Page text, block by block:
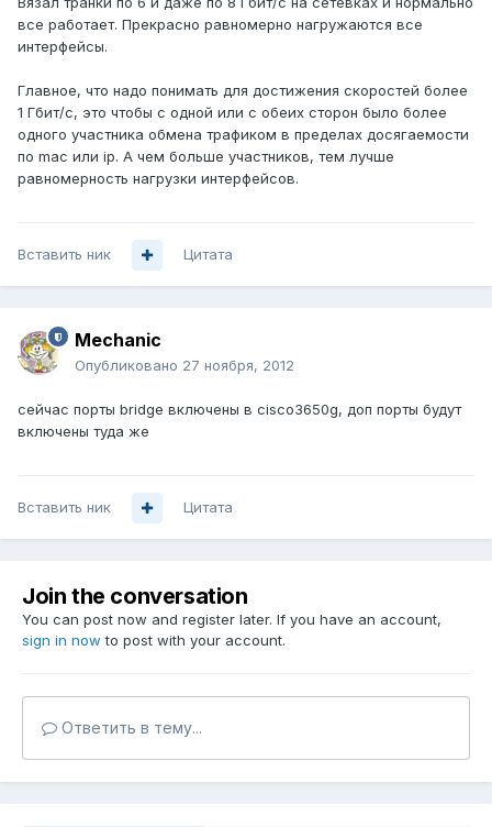
все работает. Прекрасно равномерно нагружаются все
интерфейсы.
Главное, что надо понимать для достижения скоростей более
1 Гбит/с, это чтобы с одной или с обеих сторон было более
одного участника обмена трафиком в пределах досягаемости
по mac или ip. А чем больше участников, тем лучше
равномерность нагрузки интерфейсов.
Вставить ник Цитата
Mechanic
Опубликовано 27 ноября, 2012
сейчас порты bridge включены в cisco3650g, доп порты будут
включены туда же
Вставить ник Цитата
Join the conversation
You can post now and register later. If you have an account,
sign in now to post with your account.
Ответить в тему...